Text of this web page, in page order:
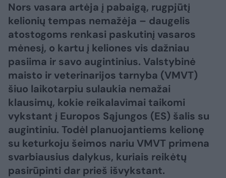
Nors vasara artėja į pabaigą, rugpjūtį
kelionių tempas nemažėja – daugelis
atostogoms renkasi paskutinį vasaros
mėnesį, o kartu į keliones vis dažniau
pasiima ir savo augintinius. Valstybinė
maisto ir veterinarijos tarnyba (VMVT)
šiuo laikotarpiu sulaukia nemažai
klausimų, kokie reikalavimai taikomi
vykstant į Europos Sąjungos (ES) šalis su
augintiniu. Todėl planuojantiems kelionę
su keturkoju šeimos nariu VMVT primena
svarbiausius dalykus, kuriais reikėtų
pasirūpinti dar prieš išvykstant.